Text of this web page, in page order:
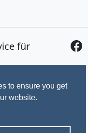
to ensure you get
website.
für